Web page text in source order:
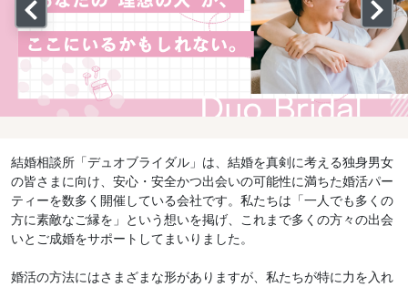
結婚相談所「デュオブライダル」は、結婚を真剣に考える独身男女
の皆さまに向け、安心・安全かつ出会いの可能性に満ちた婚活パー
ティーを数多く開催している会社です。私たちは「一人でも多くの
方に素敵なご縁を」という想いを掲げ、これまで多くの方々の出会
いとご成婚をサポートしてまいりました。
婚活の方法にはさまざまな形がありますが、私たちが特に力を入れ